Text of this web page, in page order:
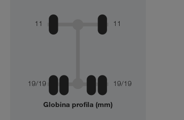
11 11
19/19 19/19
Globina profila (mm)